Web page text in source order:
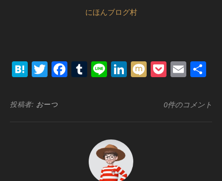
にほんブログ村
Hatena
Twitter
Facebook
Tumblr
LineLinkedIn
MixiPocket
投稿者: おーつ 0件のコメント